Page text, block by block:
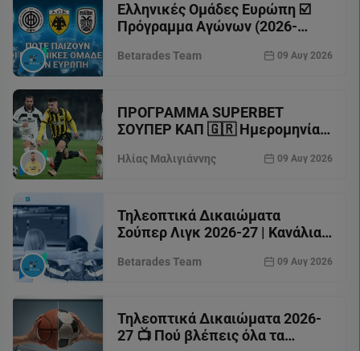
Ελληνικές Ομάδες Ευρώπη ☑️
Πρόγραμμα Αγώνων (2026-
Betarades Team 09 Αυγ 2026
ΠΡΟΓΡΑΜΜΑ SUPERBET
ΣΟΥΠΕΡ ΚΑΠ 🇬🇷 Ημερομηνία |
Ηλίας Μαλιγιάννης 09 Αυγ 2026
Τηλεοπτικά Δικαιώματα
Σούπερ Λιγκ 2026-27 | Κανάλια |
Betarades Team 09 Αυγ 2026
Τηλεοπτικά Δικαιώματα 2026-
27 📺 Πού βλέπεις όλα τα